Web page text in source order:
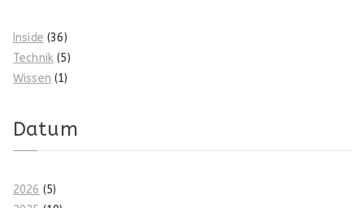
Inside (36)
Technik (5)
Wissen (1)
Datum
2026 (5)